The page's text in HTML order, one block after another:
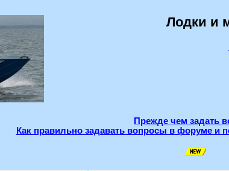
Лодки и
Прежде чем задать
Как правильно задавать вопросы в форуме и